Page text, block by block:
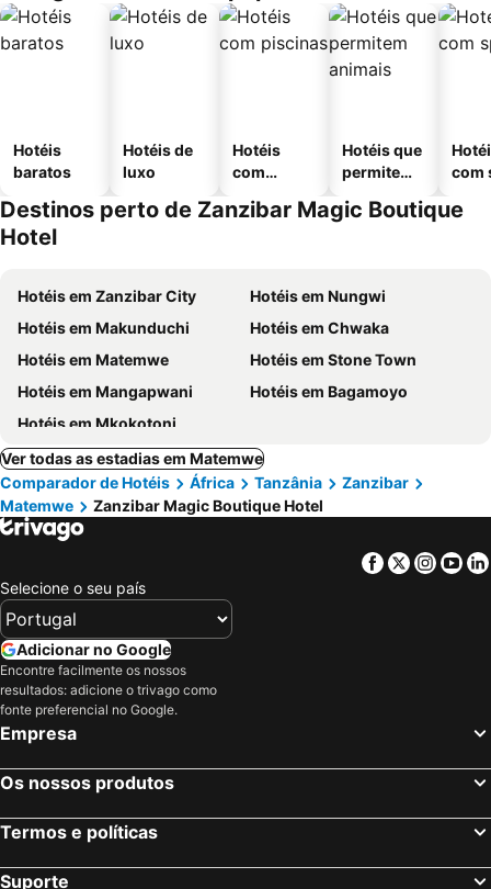
Hotéis
baratos
Hotéis de
luxo
Hotéis
com
Hotéis que
permitem
com
Destinos perto de Zanzibar Magic Boutique
Hotel
Hotéis em Zanzibar City
Hotéis em Nungwi
Hotéis em Makunduchi
Hotéis em Chwaka
Hotéis em Matemwe
Hotéis em Stone Town
Hotéis em Mangapwani
Hotéis em Bagamoyo
Hotéis em Mkokotoni
Ver todas as estadias em Matemwe
Comparador de Hotéis
África Tanzânia
Zanzibar
Matemwe
Zanzibar Magic Boutique Hotel
Facebook
Twitter
Selecione o seu país
Adicionar no Google
Encontre facilmente os nossos
resultados: adicione o trivago como
fonte preferencial no Google.
Empresa
Os nossos produtos
Termos e políticas
Suporte